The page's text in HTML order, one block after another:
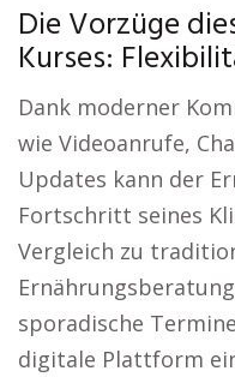
Die Vorzüge
Kurses:
Dank moderner
wie Videoanrufe,
Updates kann der
Fortschritt seines
Vergleich zu
sporadische
digitale Plattform